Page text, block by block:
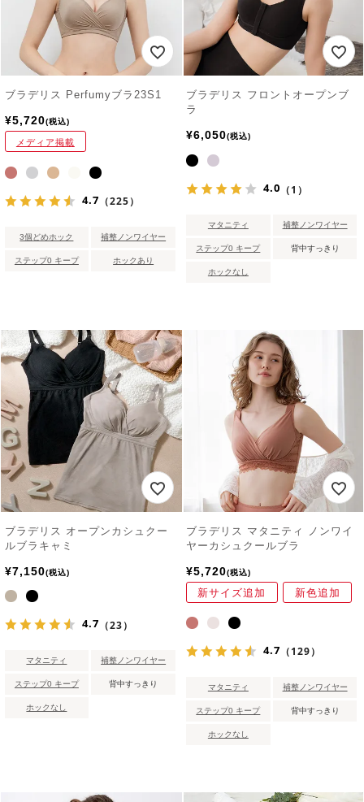
ブラデリス Perfumyブラ23S1
¥5,720 税込
メディア掲載
4.7 （225）
3個どめホック 補整ノンワイヤー
ステップ0 キープ ホックあり
ブラデリス フロントオープンブ
ラ
¥6,050 税込
4.0 （1）
マタニティ 補整ノンワイヤー
ステップ0 キープ 背中すっきり
ホックなし
ブラデリス オープンカシュクー
ルブラキャミ
¥7,150 税込
4.7 （23）
マタニティ 補整ノンワイヤー
ステップ0 キープ 背中すっきり
ホックなし
ブラデリス マタニティ ノンワイ
ヤーカシュクールブラ
¥5,720 税込
新サイズ追加 新色追加
4.7 （129）
マタニティ 補整ノンワイヤー
ステップ0 キープ 背中すっきり
ホックなし